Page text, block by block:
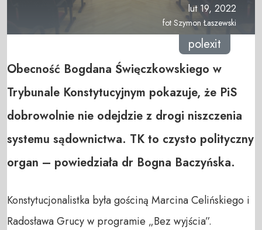
lut 19, 2022
fot Szymon Łaszewski
polexit
Obecność Bogdana Święczkowskiego w
Trybunale Konstytucyjnym pokazuje, że PiS
dobrowolnie nie odejdzie z drogi niszczenia
systemu sądownictwa. TK to czysto polityczny
organ – powiedziała dr Bogna Baczyńska.
Konstytucjonalistka była gościną Marcina Celińskiego i
Radosława Grucy w programie „Bez wyjścia”.